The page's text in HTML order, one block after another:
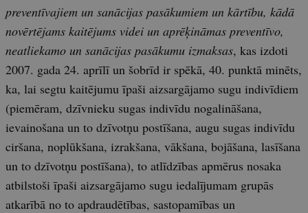
preventīvajiem un sanācijas pasākumiem un kārtību, kādā
novērtējams kaitējums videi un aprēķināmas preventīvo,
neatliekamo un sanācijas pasākumu izmaksas, kas izdoti
2007. gada 24. aprīlī un šobrīd ir spēkā, 40. punktā minēts,
ka, lai segtu kaitējumu īpaši aizsargājamo sugu indivīdiem
(piemēram, dzīvnieku sugas indivīdu nogalināšana,
ievainošana un to dzīvotņu postīšana, augu sugas indivīdu
ciršana, noplūkšana, izrakšana, vākšana, bojāšana, lasīšana
un to dzīvotņu postīšana), to atlīdzības apmērus nosaka
atbilstoši īpaši aizsargājamo sugu iedalījumam grupās
atkarībā no to apdraudētības, sastopamības un